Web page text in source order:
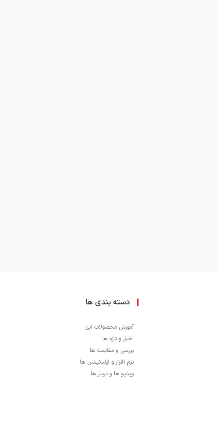
دسته بندی ها
آموزش محصولات اپل
اخبار و تازه ها
بررسی و مقایسه ها
نرم افزار و اپلیکیشن ها
ویدیو ها و تریلر ها